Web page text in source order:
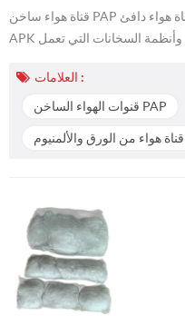
قناة هواء ساخن PAP و قناة هواء دافئ APKتُستخدم قنوات PAP وقنوات
APK المرنة والخفيفة الوزن لنقل الهواء الدافئ، وأنظمة السخانات التي تعمل
الهواء الساخن في التطبيقات
الهواء المرنة المصنوعة من
العلامات :
قنوات الهواء الساخن PAP
هواء من الورق والألمنيوم